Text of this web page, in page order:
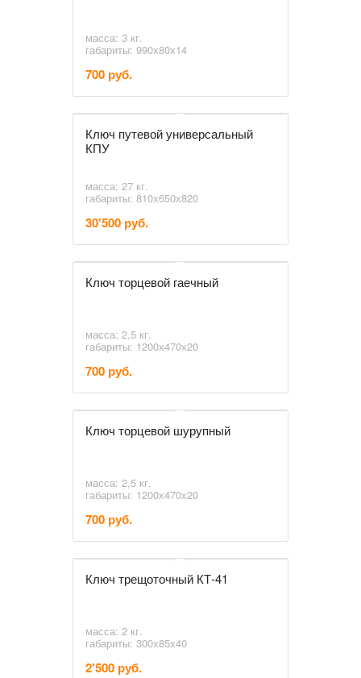
масса: 3 кг.
габариты: 990х80х14
700 руб.
Ключ путевой универсальный
КПУ
масса: 27 кг.
габариты: 810х650х820
30'500 руб.
Ключ торцевой гаечный
масса: 2,5 кг.
габариты: 1200х470х20
700 руб.
Ключ торцевой шурупный
масса: 2,5 кг.
габариты: 1200х470х20
700 руб.
Ключ трещоточный КТ-41
масса: 2 кг.
габариты: 300х85х40
2'500 руб.